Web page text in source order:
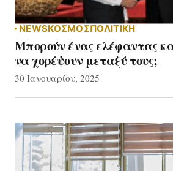
NEWSΚΟΣΜΟΣΠΟΛΙΤΙΚΗ
Μπορούν ένας ελέφαντας
να χορέψουν μεταξύ τους;
30 Ιανουαρίου, 2025